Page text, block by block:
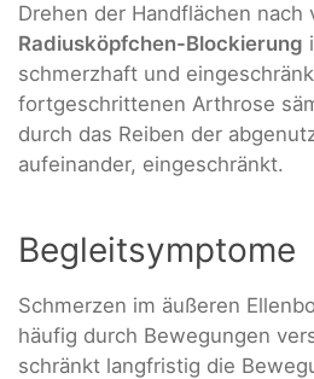
Drehen der Handflächen nach
Radiusköpfchen-Blockierung
schmerzhaft und
fortgeschrittenen Arthrose
durch das Reiben der
aufeinander, eingeschränkt.
Begleitsymptome
Schmerzen im äußeren
häufig durch Bewegungen
schränkt langfristig die